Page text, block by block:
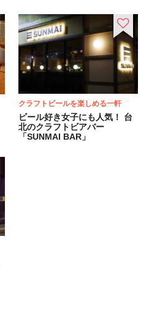
クラフトビールを楽しめる一軒
ビール好き女子にも人気！ 台
北のクラフトビアバー
「SUNMAI BAR」